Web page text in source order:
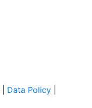
Data Policy